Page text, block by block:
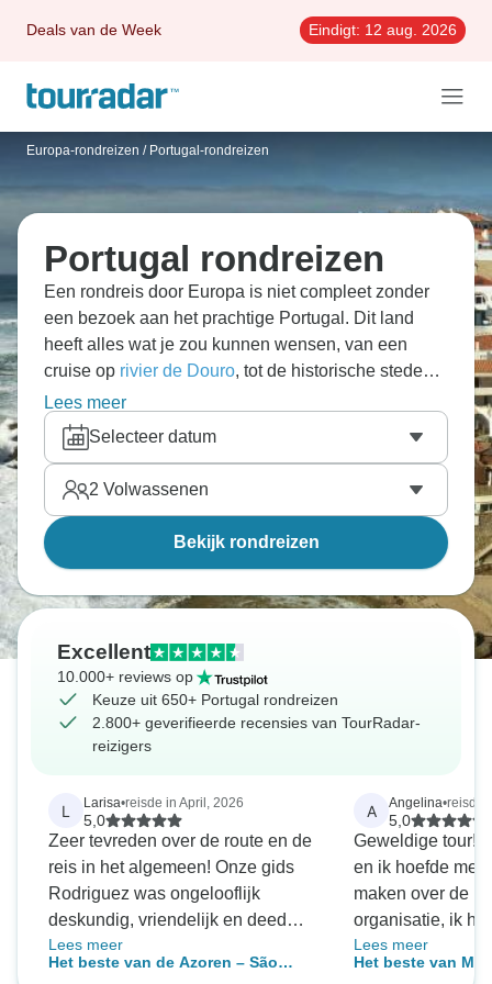
Deals van de Week Eindigt: 12 aug. 2026
Europa-rondreizen / Portugal-rondreizen
Portugal rondreizen
Een rondreis door Europa is niet compleet zonder
een bezoek aan het prachtige Portugal. Dit land
heeft alles wat je zou kunnen wensen, van een
cruise op rivier de Douro, tot de historische steden
Lissabon en Porto, en de prachtige stranden in de
Algarve. Lees onze verzameling van de mooiste
10-
daagse Portugal-routes en
Lees meer
Selecteer datum
2 Volwassenen
Bekijk rondreizen
Excellent
10.000+ reviews op
Keuze uit 650+ Portugal rondreizen
2.800+ geverifieerde recensies van TourRadar-
reizigers
L Larisa•reisde in April, 2026
5,0
Zeer tevreden over de route en de
reis in het algemeen! Onze gids
Rodriguez was ongelooflijk
deskundig, vriendelijk en deed
meer dan zijn best om ons welkom
te laten voelen. We verbleven in
Lees meer
Het beste van de Azoren – São
A Angelina•reisde
5,0
Geweldige tour!
en ik hoefde me
maken over de
organisatie, ik
van dit
tour kun je in
Lees meer
Het beste van